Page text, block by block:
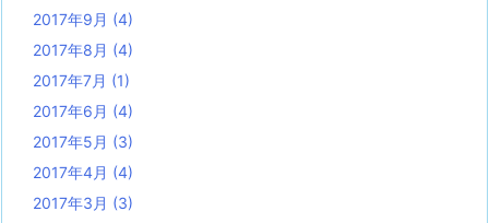
2017年9月 (4)
2017年8月 (4)
2017年7月 (1)
2017年6月 (4)
2017年5月 (3)
2017年4月 (4)
2017年3月 (3)